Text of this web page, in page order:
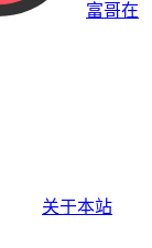
富哥在
关于本站